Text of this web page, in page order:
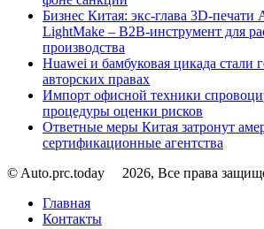
Бизнес Китая: экс-глава 3D-печати
LightMake – B2B-инструмент для
производства
Huawei и бамбуковая цикада стали
авторских правах
Импорт офисной техники
процедуры оценки рисков
Ответные меры Китая затронут
сертификационные агентства
© Auto.prc.today
2026, Все права
Главная
Контакты